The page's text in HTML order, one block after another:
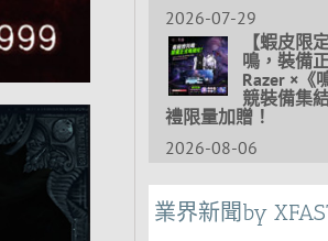
2026-07-29
【蝦皮限
鳴，裝備
Razer ×《
競裝備集
禮限量加贈！
2026-08-06
業界新聞by